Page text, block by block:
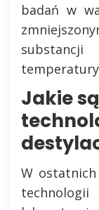
badań w
Jakie
W ostatnich